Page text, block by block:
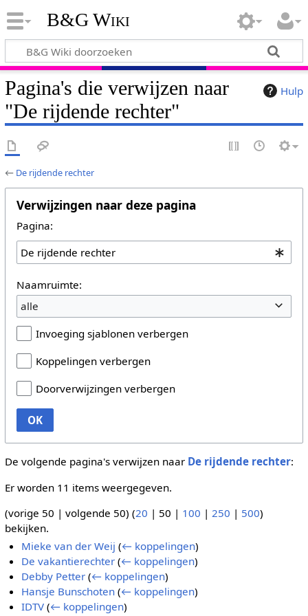
B&G Wiki
Hulp
Pagina's die verwijzen naar
"De rijdende rechter"
← De rijdende rechter
Verwijzingen naar deze pagina
Pagina:
Naamruimte:
alle
Invoeging sjablonen verbergen
Koppelingen verbergen
Doorverwijzingen verbergen
OK
De volgende pagina's verwijzen naar De rijdende rechter:
Er worden 11 items weergegeven.
(vorige 50 | volgende 50) (20 | 50 | 100 | 250 | 500)
bekijken.
Mieke van der Weij (← koppelingen)
De vakantierechter (← koppelingen)
Debby Petter (← koppelingen)
Hansje Bunschoten (← koppelingen)
IDTV (← koppelingen)